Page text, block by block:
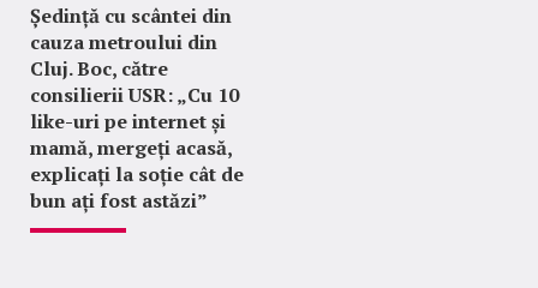
Ședință cu scântei din
cauza metroului din
Cluj. Boc, către
consilierii USR: „Cu 10
like-uri pe internet și
mamă, mergeți acasă,
explicați la soție cât de
bun ați fost astăzi”